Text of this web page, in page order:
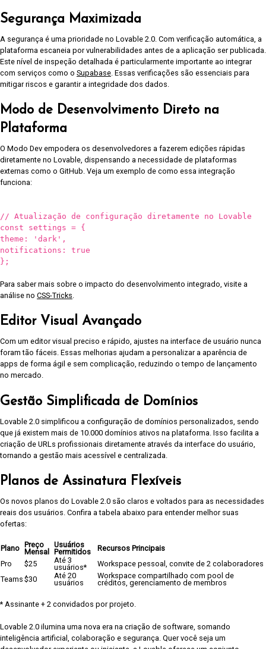
Segurança Maximizada
A segurança é uma prioridade no Lovable 2.0. Com verificação automática, a
plataforma escaneia por vulnerabilidades antes de a aplicação ser publicada.
Este nível de inspeção detalhada é particularmente importante ao integrar
com serviços como o Supabase . Essas verificações são essenciais para
mitigar riscos e garantir a integridade dos dados.
Modo de Desenvolvimento Direto na
Plataforma
O Modo Dev empodera os desenvolvedores a fazerem edições rápidas
diretamente no Lovable, dispensando a necessidade de plataformas
externas como o GitHub. Veja um exemplo de como essa integração
funciona:
// Atualização de configuração diretamente no Lovable
const settings = {
theme: 'dark',
notifications: true
};
Para saber mais sobre o impacto do desenvolvimento integrado, visite a
análise no CSS-Tricks.
Editor Visual Avançado
Com um editor visual preciso e rápido, ajustes na interface de usuário nunca
foram tão fáceis. Essas melhorias ajudam a personalizar a aparência de
apps de forma ágil e sem complicação, reduzindo o tempo de lançamento
no mercado.
Gestão Simplificada de Domínios
Lovable 2.0 simplificou a configuração de domínios personalizados, sendo
que já existem mais de 10.000 domínios ativos na plataforma. Isso facilita a
criação de URLs profissionais diretamente através da interface do usuário,
tornando a gestão mais acessível e centralizada.
Planos de Assinatura Flexíveis
Os novos planos do Lovable 2.0 são claros e voltados para as necessidades
reais dos usuários. Confira a tabela abaixo para entender melhor suas
ofertas:
Plano Preço
Mensal
Usuários
Permitidos
Recursos Principais
Pro
$25
Até 3
usuários*
Workspace pessoal, convite de 2 colaboradores
Teams $30
Até 20
usuários
Workspace compartilhado com pool de
créditos, gerenciamento de membros
* Assinante + 2 convidados por projeto.
Lovable 2.0 ilumina uma nova era na criação de software, somando
inteligência artificial, colaboração e segurança. Quer você seja um